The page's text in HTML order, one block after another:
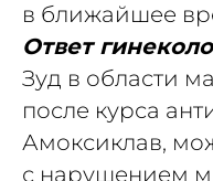
в ближайшее
Ответ
Зуд в области
после курса
Амоксиклав,
с нарушением